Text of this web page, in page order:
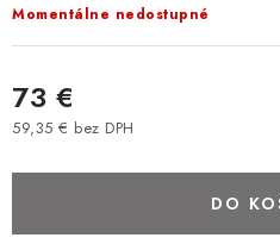
ZÁHRADNÝ NÁBYTOK
STOLIČKY
BAROVÉ STOLIČKY
STOLY
Momentálne nedostupné
73 €
59,35 € bez DPH
DO